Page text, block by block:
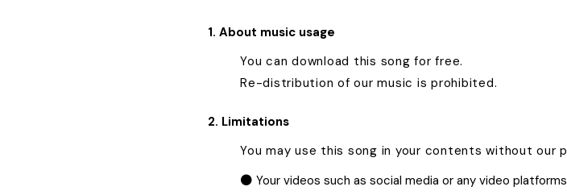
1. About music usage
You can download this song for free.
Re-distribution of our music is prohibited.
2. Limitations
You may use this song in your contents without our
Your videos such as social media or any video